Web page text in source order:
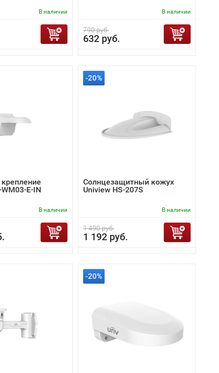
В наличии В наличии
790 руб.
632 руб.
E-IN
В наличии
-20%
Солнцезащитный кожух
Uniview HS-207S
В наличии
1 490 руб.
1 192 руб.
-20%